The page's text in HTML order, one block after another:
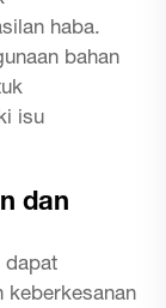
haba.
bahan
isu
dan
dapat
keberkesanan